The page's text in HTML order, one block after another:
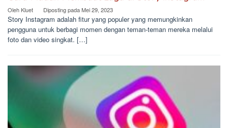
Oleh Kluet Diposting padaMei 29, 2023
Story Instagram adalah fitur yang populer yang memungkinkan
pengguna untuk berbagi momen dengan teman-teman mereka melalui
foto dan video singkat. […]